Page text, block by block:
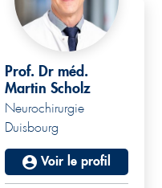
Prof. Dr méd.
Martin Scholz
Neurochirurgie
Duisbourg
Voir le profil